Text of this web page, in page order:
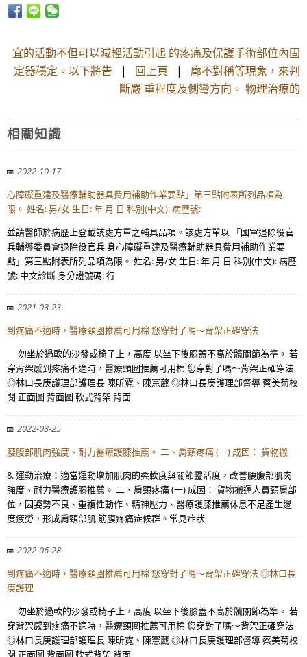
宜的活動不但可以減輕活動引起 的疼痛及保護手術部位內固
定器穩定。以下將告 | 回上頁 | 廓不對稱等現象，來判
斷嚴 重程度及側彎方向。 物理治療的
相關知識
2022-10-17
心障礙重建及醫療輔助器具費用補助作業要點」第三點附表所列品項為
限。 姓名: 男/女 生日: 年 月 日 科別(中文): 病歷號:
並請醫師於病歷上登載該處方單之輔具品項。該處方單以 「國軍退除役官
兵輔導委員會退除役官兵 身心障礙重建及醫療輔助器具費用補助作業要
點」第三點附表所列品項為限。 姓名: 男/女 生日: 年 月 日 科別(中文): 病歷
號: 中文診斷 身分證號碼: 行
2021-03-23
到疼痛不適時，醫療頸圈推薦可用棉 您穿對了嗎～背架正確穿法
勿坐於過軟的沙發或椅子上，高度 以坐下後膝蓋不高於髖關節為準。 若
穿背架感到疼痛不適時，醫療頸圈推薦可用棉 您穿對了嗎～背架正確穿法
◎林口長庚護理部護理長 陳昕霓、陳憲葳 ◎林口長庚護理部督導 蔡美菊校
閱 正面圖 背面圖 軟式背架 背面
2022-03-25
腰腹部肌肉強度、耐力醫療護膝推薦。 二、肩頸疼痛 (一) 成因： 貨物搬
8. 運動治療：適當運動增加肌肉的柔軟度與關節靈活度，改善腰腹部肌肉
強度、耐力醫療護膝推薦。 二、肩頸疼痛 (一) 成因： 貨物搬運人員頸肩部
位，因姿勢不良、重複性動作、精神壓力、醫療護膝推薦休息不足產生過
度疲勞，形成肩頸部肌 筋膜疼痛症候群。常見症狀
2022-06-28
到疼痛不適時，醫療頸圈推薦可用棉 您穿對了嗎～背架正確穿法 ◎林口長
庚護理
勿坐於過軟的沙發或椅子上，高度 以坐下後膝蓋不高於髖關節為準。 若
穿背架感到疼痛不適時，醫療頸圈推薦可用棉 您穿對了嗎～背架正確穿法
◎林口長庚護理部護理長 陳昕霓、陳憲葳 ◎林口長庚護理部督導 蔡美菊校
閱 正面圖 背面圖 軟式背架 背面